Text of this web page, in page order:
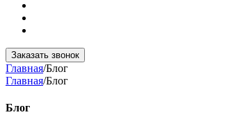
Заказать звонок
Главная/Блог
Главная/Блог
Блог